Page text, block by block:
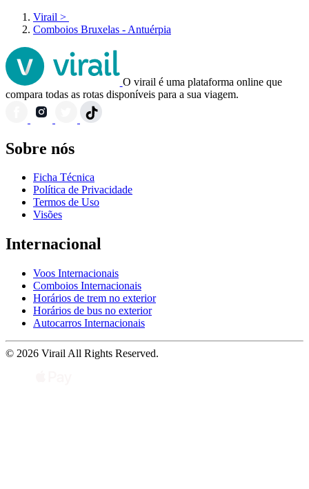
Virail >
Comboios Bruxelas - Antuérpia
O virail é uma plataforma online que
compara todas as rotas disponíveis para a sua viagem.
Sobre nós
Ficha Técnica
Política de Privacidade
Termos de Uso
Visões
Internacional
Voos Internacionais
Comboios Internacionais
Horários de trem no exterior
Horários de bus no exterior
Autocarros Internacionais
© 2026 Virail All Rights Reserved.